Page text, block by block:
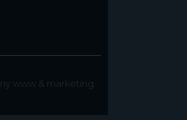
www & marketing